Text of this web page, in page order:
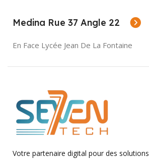
Medina Rue 37 Angle 22
En Face Lycée Jean De La Fontaine
Votre partenaire digital pour des solutions